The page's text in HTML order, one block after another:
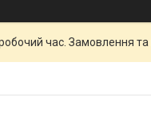
час. Замовлення